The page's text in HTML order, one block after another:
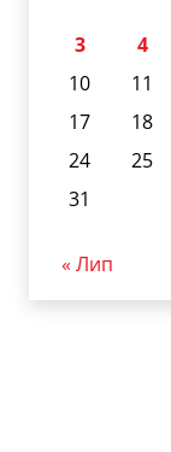
3
4
10
11
17
18
24
25
31
« Лип